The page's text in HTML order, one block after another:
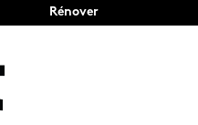
Rénover